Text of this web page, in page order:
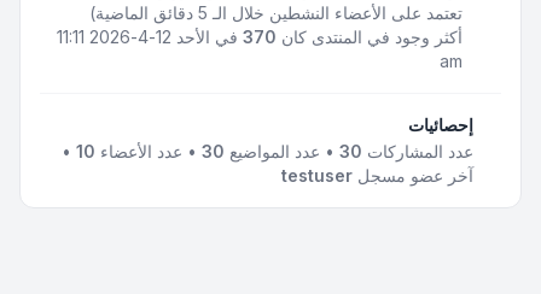
تعتمد على الأعضاء النشطين خلال الـ 5 دقائق الماضية)
أكثر وجود في المنتدى كان 370
في الأحد 12-4-2026 11:11
am
إحصائيات
عدد المشاركات 30• عدد المواضيع 30• عدد الأعضاء 10
•
آخر عضو مسجل testuser